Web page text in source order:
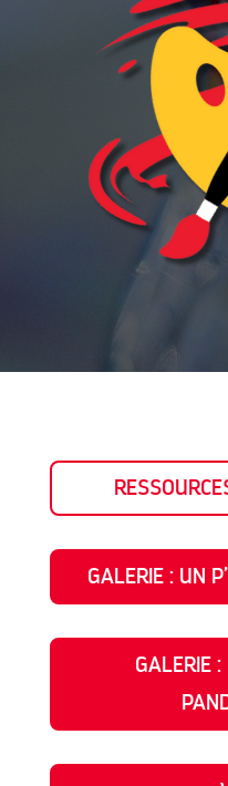
GALERIE : UN
GALERIE :